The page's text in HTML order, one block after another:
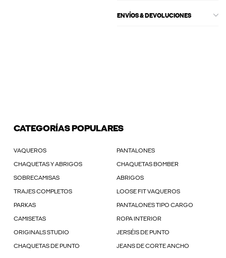
ENVÍOS & DEVOLUCIONES
CATEGORÍAS POPULARES
VAQUEROS PANTALONES
CHAQUETAS Y ABRIGOS CHAQUETAS BOMBER
SOBRECAMISAS ABRIGOS
TRAJES COMPLETOS LOOSE FIT VAQUEROS
PARKAS PANTALONES TIPO CARGO
CAMISETAS ROPA INTERIOR
ORIGINALS STUDIO JERSÉIS DE PUNTO
CHAQUETAS DE PUNTO JEANS DE CORTE ANCHO